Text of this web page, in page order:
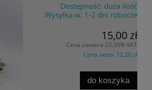
Dostępność: duża ilość
Wysyłka w: 1-2 dni robocze
15,00 zł
Cena zawiera 23,00% VAT
Cena netto: 12,20 zł
do koszyka